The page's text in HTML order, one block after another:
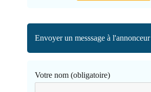
Envoyer un messsage à l'annonceur
Votre nom (obligatoire)